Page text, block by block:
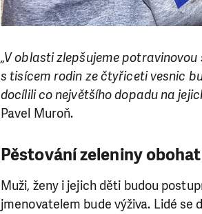
„V oblasti zlepšujeme
s tisícem rodin ze čtyřiceti vesnic
docílili co největšího dopadu na
Pavel Muroň.
Pěstování zeleniny
Muži, ženy i jejich děti budou
jmenovatelem bude výživa. Lidé